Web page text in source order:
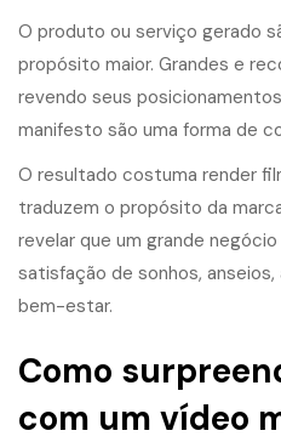
O produto ou serviço gerado
propósito maior. Grandes e
revendo seus
manifesto são uma forma de
O resultado costuma render
traduzem o propósito da
revelar que um grande
satisfação de sonhos,
bem-estar.
Como
com um vídeo